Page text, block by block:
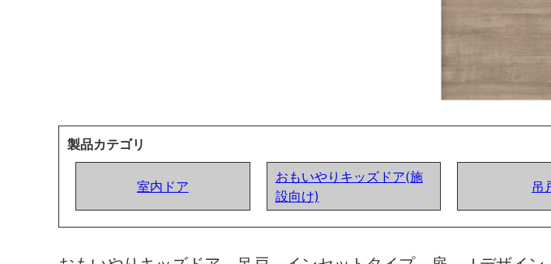
製品カテゴリ
室内ドア
おもいやりキッズドア(施
設向け)
吊